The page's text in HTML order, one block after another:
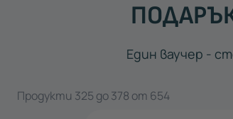
Един ваучер -
Продукти 325 до 378 от 654